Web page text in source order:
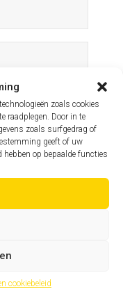
zoals cookies
raadplegen. Door in te
zoals surfgedrag of
geeft of uw
op bepaalde functies
cookiebeleid
regio